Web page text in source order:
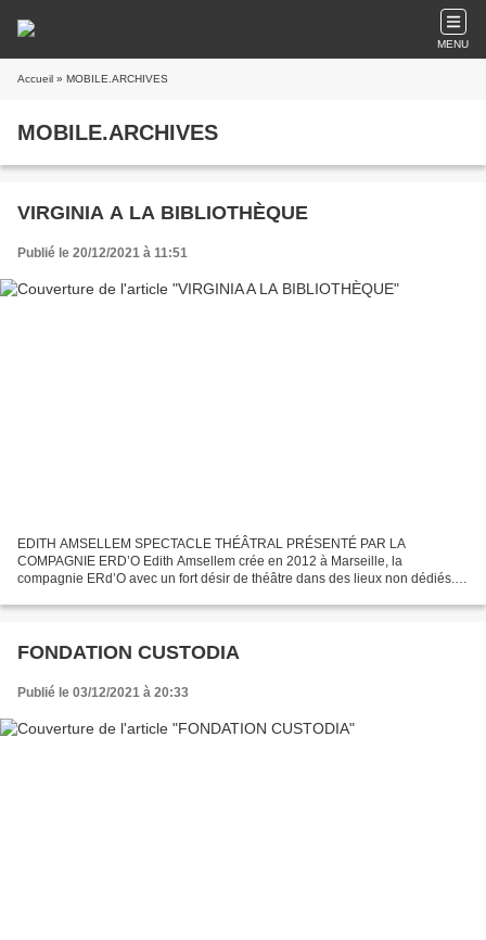
MENU
Accueil » MOBILE.ARCHIVES
MOBILE.ARCHIVES
VIRGINIA A LA BIBLIOTHÈQUE
Publié le 20/12/2021 à 11:51
EDITH AMSELLEM SPECTACLE THÉÂTRAL PRÉSENTÉ PAR LA
COMPAGNIE ERD’O Edith Amsellem crée en 2012 à Marseille, la
compagnie ERd’O avec un fort désir de théâtre dans des lieux non dédiés.
théâtrales,...
FONDATION CUSTODIA
Publié le 03/12/2021 à 20:33